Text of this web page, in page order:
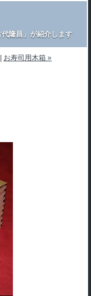
隆昌」が紹介します
お寿司用木箱 »